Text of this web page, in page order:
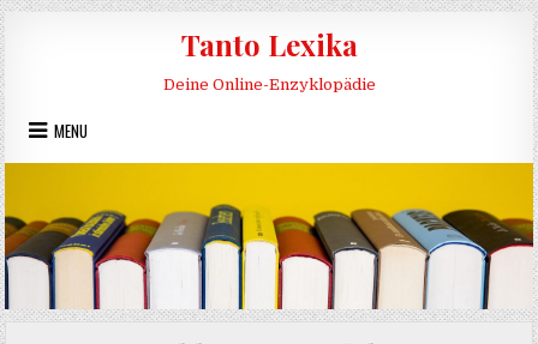
Skip to content
Tanto Lexika
Deine Online-Enzyklopädie
MENU